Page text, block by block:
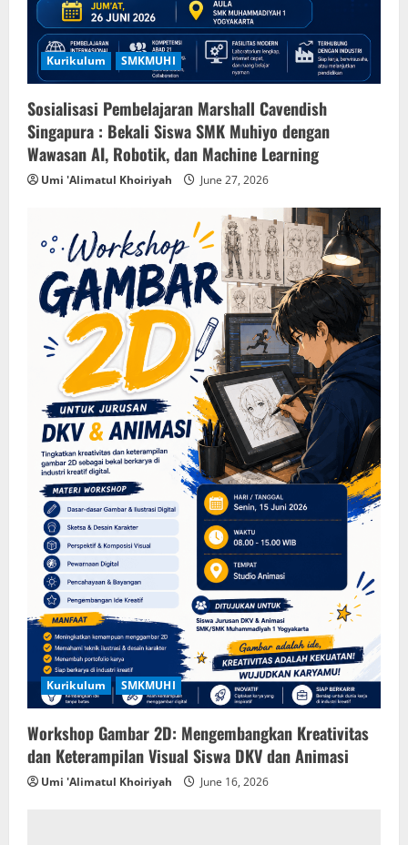
Kurikulum SMKMUHI
Sosialisasi Pembelajaran Marshall Cavendish
Singapura : Bekali Siswa SMK Muhiyo dengan
Wawasan AI, Robotik, dan Machine Learning
Umi 'Alimatul Khoiriyah June 27, 2026
Kurikulum SMKMUHI
Workshop Gambar 2D: Mengembangkan Kreativitas
dan Keterampilan Visual Siswa DKV dan Animasi
Umi 'Alimatul Khoiriyah June 16, 2026